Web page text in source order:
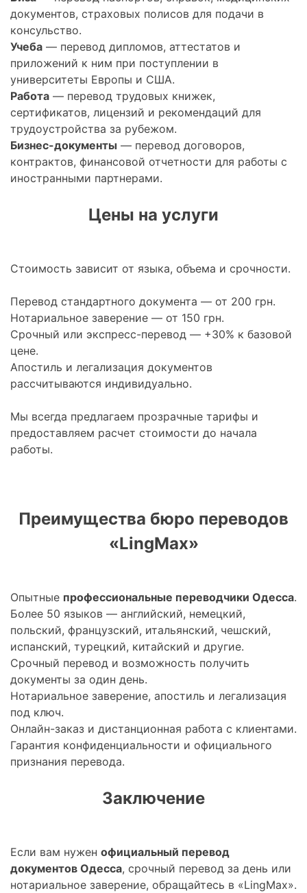
документов, страховых полисов для подачи в
консульство.
Учеба — перевод дипломов, аттестатов и
приложений к ним при поступлении в
университеты Европы и США.
Работа — перевод трудовых книжек,
сертификатов, лицензий и рекомендаций для
трудоустройства за рубежом.
Бизнес-документы — перевод договоров,
контрактов, финансовой отчетности для работы с
иностранными партнерами.
Цены на услуги
Стоимость зависит от языка, объема и срочности.
Перевод стандартного документа — от 200 грн.
Нотариальное заверение — от 150 грн.
Срочный или экспресс-перевод — +30% к базовой
цене.
Апостиль и легализация документов
рассчитываются индивидуально.
Мы всегда предлагаем прозрачные тарифы и
предоставляем расчет стоимости до начала
работы.
Преимущества бюро переводов
«LingMax»
Опытные профессиональные переводчики Одесса.
Более 50 языков — английский, немецкий,
польский, французский, итальянский, чешский,
испанский, турецкий, китайский и другие.
Срочный перевод и возможность получить
документы за один день.
Нотариальное заверение, апостиль и легализация
под ключ.
Онлайн-заказ и дистанционная работа с клиентами.
Гарантия конфиденциальности и официального
признания перевода.
Заключение
Если вам нужен официальный перевод
документов Одесса, срочный перевод за день или
нотариальное заверение, обращайтесь в «LingMax».